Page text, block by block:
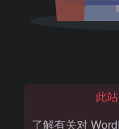
此
了解有关对